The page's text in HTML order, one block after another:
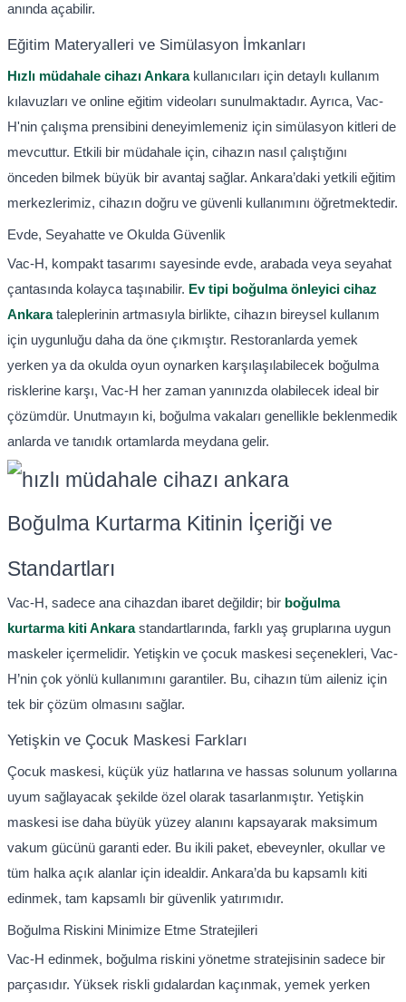
anında açabilir.
Eğitim Materyalleri ve Simülasyon İmkanları
Hızlı müdahale cihazı Ankarakullanıcıları için detaylı kullanım
kılavuzları ve online eğitim videoları sunulmaktadır. Ayrıca, Vac-
H'nin çalışma prensibini deneyimlemeniz için simülasyon kitleri de
mevcuttur. Etkili bir müdahale için, cihazın nasıl çalıştığını
önceden bilmek büyük bir avantaj sağlar. Ankara’daki yetkili eğitim
merkezlerimiz, cihazın doğru ve güvenli kullanımını öğretmektedir.
Evde, Seyahatte ve Okulda Güvenlik
Vac-H, kompakt tasarımı sayesinde evde, arabada veya seyahat
çantasında kolayca taşınabilir. Ev tipi boğulma önleyici cihaz
Ankarataleplerinin artmasıyla birlikte, cihazın bireysel kullanım
için uygunluğu daha da öne çıkmıştır. Restoranlarda yemek
yerken ya da okulda oyun oynarken karşılaşılabilecek boğulma
risklerine karşı, Vac-H her zaman yanınızda olabilecek ideal bir
çözümdür. Unutmayın ki, boğulma vakaları genellikle beklenmedik
anlarda ve tanıdık ortamlarda meydana gelir.
Boğulma Kurtarma Kitinin İçeriği ve
Standartları
Vac-H, sadece ana cihazdan ibaret değildir; bir boğulma
kurtarma kiti Ankarastandartlarında, farklı yaş gruplarına uygun
maskeler içermelidir. Yetişkin ve çocuk maskesi seçenekleri, Vac-
H’nin çok yönlü kullanımını garantiler. Bu, cihazın tüm aileniz için
tek bir çözüm olmasını sağlar.
Yetişkin ve Çocuk Maskesi Farkları
Çocuk maskesi, küçük yüz hatlarına ve hassas solunum yollarına
uyum sağlayacak şekilde özel olarak tasarlanmıştır. Yetişkin
maskesi ise daha büyük yüzey alanını kapsayarak maksimum
vakum gücünü garanti eder. Bu ikili paket, ebeveynler, okullar ve
tüm halka açık alanlar için idealdir. Ankara’da bu kapsamlı kiti
edinmek, tam kapsamlı bir güvenlik yatırımıdır.
Boğulma Riskini Minimize Etme Stratejileri
Vac-H edinmek, boğulma riskini yönetme stratejisinin sadece bir
parçasıdır. Yüksek riskli gıdalardan kaçınmak, yemek yerken